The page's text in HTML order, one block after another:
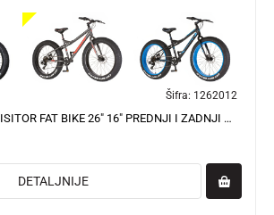
Šifra: 1262012
BICIKL FATBIKE VISITOR FAT BIKE 26" 16" PREDNJI I ZADNJI DISK 7 BRZINA 158-175CM (M) SIVO CRVENI
DETALJNIJE